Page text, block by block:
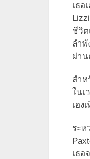
เธอ
ชีวิต
ลำพั
ผ่าน
สำห
ในเ
เอง
ระห
เธอ